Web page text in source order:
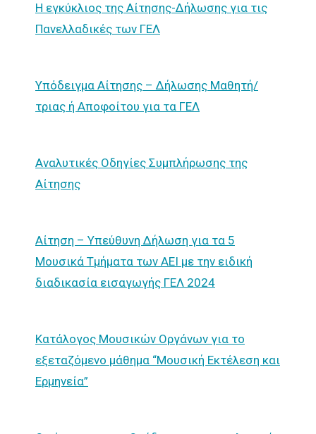
Η εγκύκλιος της Αίτησης-Δήλωσης για τις
Πανελλαδικές των ΓΕΛ
Υπόδειγμα Αίτησης – Δήλωσης Μαθητή/
τριας ή Αποφοίτου για τα ΓΕΛ
Αναλυτικές Οδηγίες Συμπλήρωσης της
Αίτησης
Αίτηση – Υπεύθυνη Δήλωση για τα 5
Μουσικά Τμήματα των ΑΕΙ με την ειδική
διαδικασία εισαγωγής ΓΕΛ 2024
Κατάλογος Μουσικών Οργάνων για το
εξεταζόμενο μάθημα “Μουσική Εκτέλεση και
Ερμηνεία”